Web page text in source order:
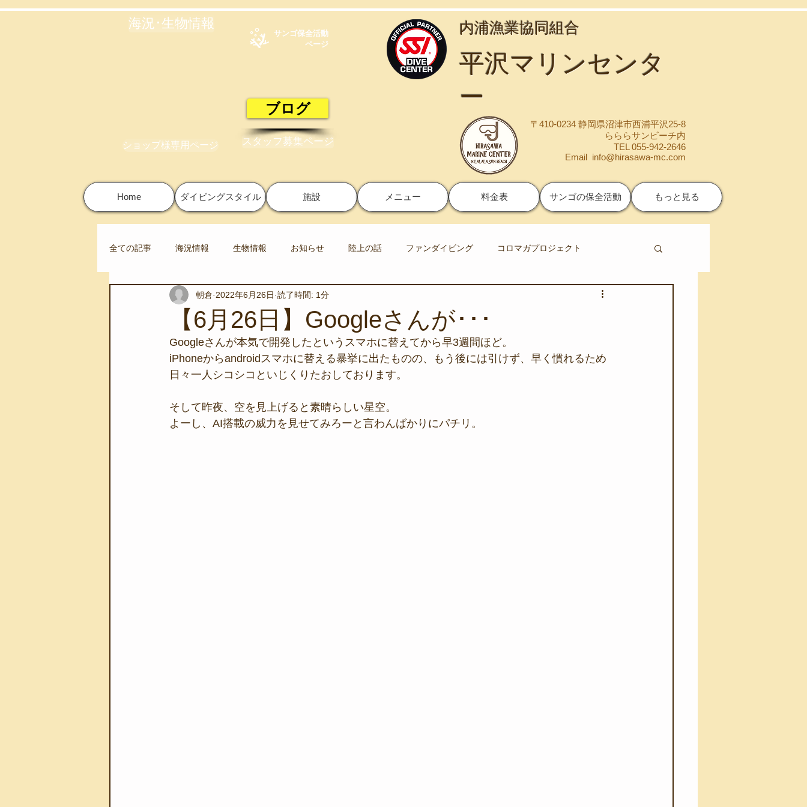
海況･生物情報
サンゴ保全活動​
ページ
ブログ
ショップ様専用ページ スタッフ募集ページ
​内浦漁業協同組合
​平沢マリンセンタ
ー
〒410-0234 静岡県沼津市西浦平沢25-8
らららサンビーチ内
TEL 055-942-2646
Email info@hirasawa-mc.com
Home ダイビングスタイル 施設 メニュー 料金表 サンゴの保全活動 もっと見る
全ての記事 海況情報 生物情報 お知らせ 陸上の話 ファンダイビング コロマガプロジェクト
スノーケリングツアー 自然環境保全 ワカメの養殖 アカモク養殖実験
伊豆半島ジオパーク サンゴの保全活動 取材 作業潜水 いつもとは違う業務
【6月26日】Googleさんが･･･
朝倉 2022年6月26日 読了時間: 1分
Googleさんが本気で開発したというスマホに替えてから早3週間ほど。
iPhoneからandroidスマホに替える暴挙に出たものの、もう後には引けず、早く慣れるため
日々一人シコシコといじくりたおしております。
そして昨夜、空を見上げると素晴らしい星空。
よーし、AI搭載の威力を見せてみろーと言わんばかりにパチリ。